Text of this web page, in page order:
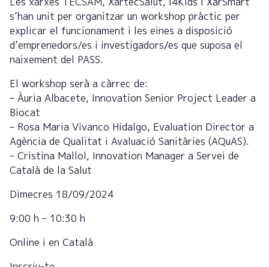
s’han unit per organitzar un workshop pràctic per
explicar el funcionament i les eines a disposició
d’emprenedors/es i investigadors/es que suposa el
naixement del PASS.
El workshop serà a càrrec de:
– Àuria Albacete, Innovation Senior Project Leader a
Biocat
– Rosa Maria Vivanco Hidalgo, Evaluation Director a
Agència de Qualitat i Avaluació Sanitàries (AQuAS).
– Cristina Mallol, Innovation Manager a Servei de
Català de la Salut
Dimecres 18/09/2024
9:00 h – 10:30 h
Online i en Català